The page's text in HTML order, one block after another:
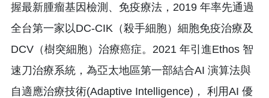
握最新腫瘤基因檢測、免疫療法，2019 年率先通過
全台第一家以DC-CIK（殺手細胞）細胞免疫治療及
DCV（樹突細胞）治療癌症。2021 年引進Ethos 智
速刀治療系統，為亞太地區第一部結合AI 演算法與
自適應治療技術(Adaptive Intelligence)， 利用AI 優